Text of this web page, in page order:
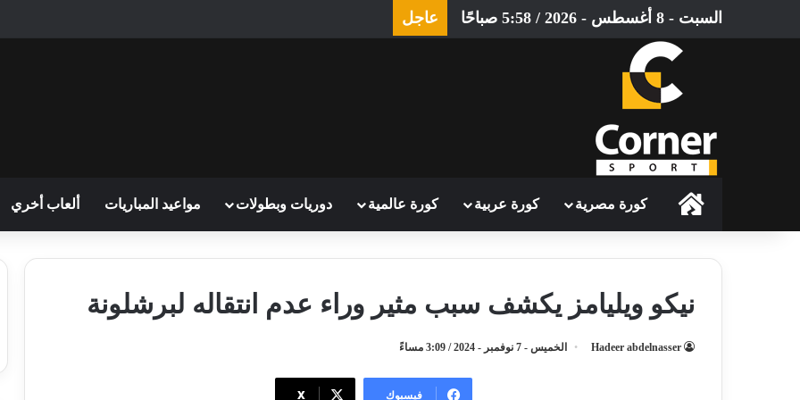
السبت - 8 أغسطس - 2026 / 5:58 صباحًا عاجل
الرئيسيةكورة مصرية كورة عربية كورة عالمية دوريات وبطولات مواعيد المباريات ألعاب أخري
نيكو ويليامز يكشف سبب مثير وراء عدم انتقاله لبرشلونة
Hadeer abdelnasser الخميس - 7 نوفمبر - 2024 / 3:09 مساءً
فيسبوك ‫X